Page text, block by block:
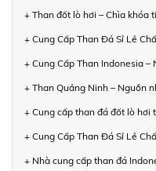
+ Than đốt lò hơi – Chìa khóa
+ Cung Cấp Than Đá Sỉ Lẻ
+ Cung Cấp Than Indonesia –
+ Than Quảng Ninh – Nguồn
+ Cung cấp than đá đốt lò hơi
+ Cung Cấp Than Đá Sỉ Lẻ
+ Nhà cung cấp than đá